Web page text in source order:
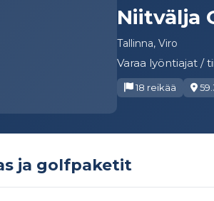
Niitvälja
Tallinna, Viro
Varaa lyöntiajat /
18 reikää
ja golfpaketit